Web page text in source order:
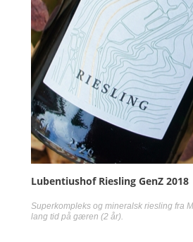
Lubentiushof Riesling GenZ 2018
Superkompleks og mineralsk riesling fra
lang tid på gæren (2 år).